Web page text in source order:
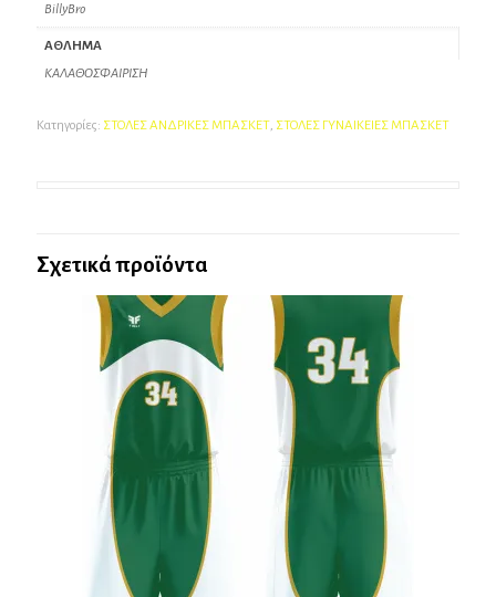
BillyBro
ΑΘΛΗΜΑ
ΚΑΛΑΘΟΣΦΑΙΡΙΣΗ
Κατηγορίες: ΣΤΟΛΕΣ ΑΝΔΡΙΚΕΣ ΜΠΑΣΚΕΤ, ΣΤΟΛΕΣ ΓΥΝΑΙΚΕΙΕΣ ΜΠΑΣΚΕΤ
Σχετικά προϊόντα